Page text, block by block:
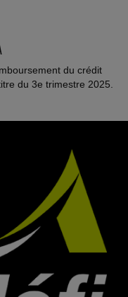
du crédit
du 3e trimestre 2025.